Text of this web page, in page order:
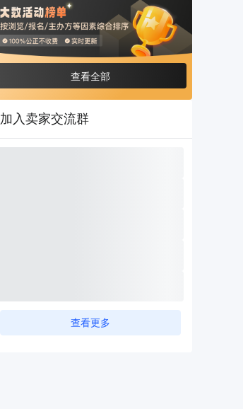
查看全部
加入卖家交流群
查看更多